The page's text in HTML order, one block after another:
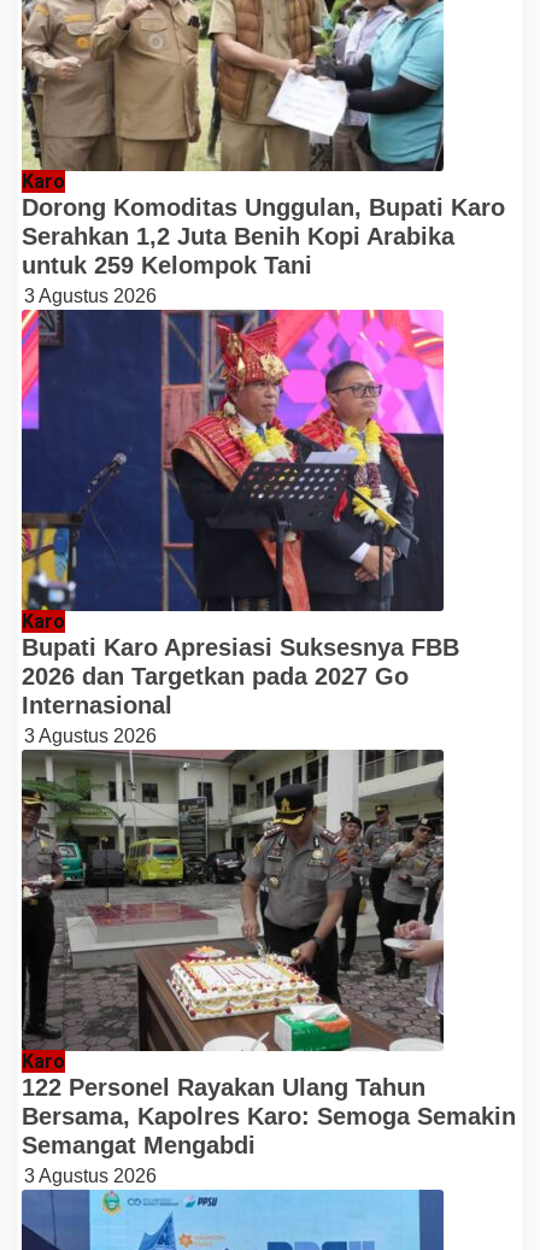
Karo
Dorong Komoditas Unggulan, Bupati Karo
Serahkan 1,2 Juta Benih Kopi Arabika
untuk 259 Kelompok Tani
3 Agustus 2026
Karo
Bupati Karo Apresiasi Suksesnya FBB
2026 dan Targetkan pada 2027 Go
Internasional
3 Agustus 2026
Karo
122 Personel Rayakan Ulang Tahun
Bersama, Kapolres Karo: Semoga Semakin
Semangat Mengabdi
3 Agustus 2026